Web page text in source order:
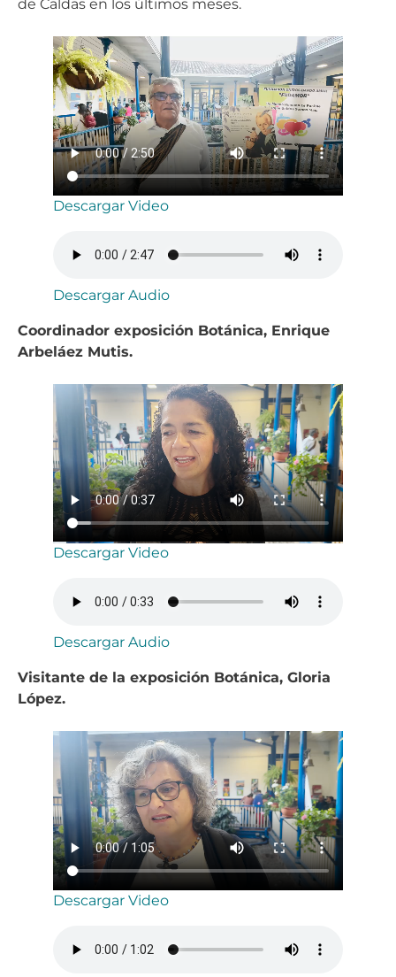
de Caldas en los últimos meses.
Descargar Video
Descargar Audio
Coordinador exposición Botánica, Enrique
Arbeláez Mutis.
Descargar Video
Descargar Audio
Visitante de la exposición Botánica, Gloria
López.
Descargar Video